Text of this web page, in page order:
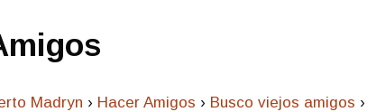
Madryn › Hacer Amigos › Busco viejos amigos ›